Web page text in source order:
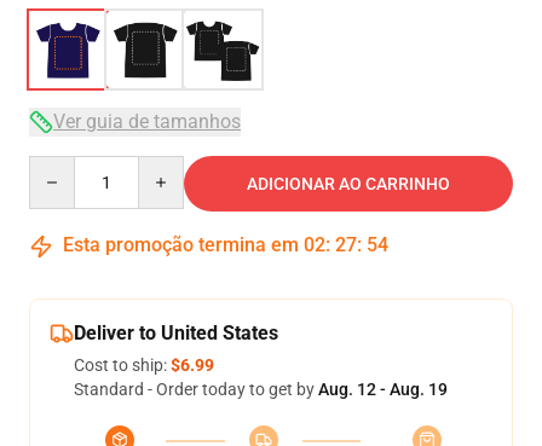
Ver guia de tamanhos
ADICIONAR AO CARRINHO
Esta promoção termina em 02: 27: 54
Deliver to United States
Cost to ship:$6.99
Standard - Order today to get byAug. 12 - Aug. 19